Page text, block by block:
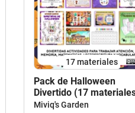
17 materiales
Pack de Halloween
Divertido (17
352 páginas)
Miviq's Garden